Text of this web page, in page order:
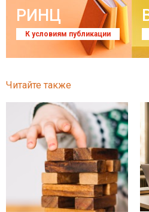
РИНЦ
К условиям публикации
Читайте также